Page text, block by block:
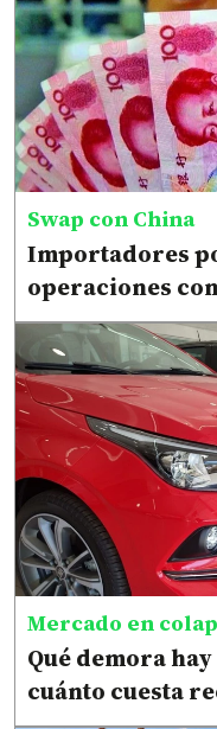
Swap con China
Importadores
operaciones
Mercado en
Qué demora
cuánto cuesta